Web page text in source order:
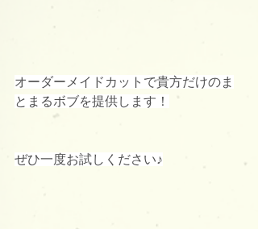
オーダーメイドカットで貴方だけのま
とまるボブを提供します！
ぜひ一度お試しください♪